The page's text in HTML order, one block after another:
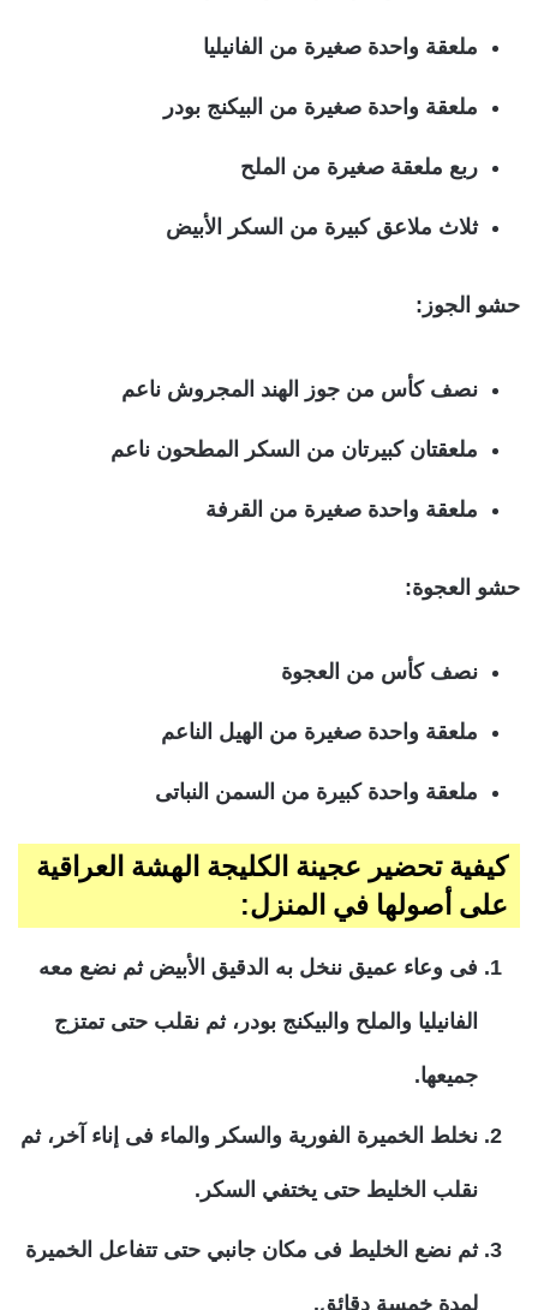
ملعقة واحدة صغيرة من الفانيليا
ملعقة واحدة صغيرة من البيكنج بودر
ربع ملعقة صغيرة من الملح
ثلاث ملاعق كبيرة من السكر الأبيض
حشو الجوز:
نصف كأس من جوز الهند المجروش ناعم
ملعقتان كبيرتان من السكر المطحون ناعم
ملعقة واحدة صغيرة من القرفة
حشو العجوة:
نصف كأس من العجوة
ملعقة واحدة صغيرة من الهيل الناعم
ملعقة واحدة كبيرة من السمن النباتى
كيفية تحضير عجينة الكليجة الهشة العراقية
على أصولها في المنزل:
فى وعاء عميق ننخل به الدقيق الأبيض ثم نضع معه
الفانيليا والملح والبيكنج بودر، ثم نقلب حتى تمتزج
جميعها.
نخلط الخميرة الفورية والسكر والماء فى إناء آخر، ثم
نقلب الخليط حتى يختفي السكر.
ثم نضع الخليط فى مكان جانبي حتى تتفاعل الخميرة
لمدة خمسة دقائق.